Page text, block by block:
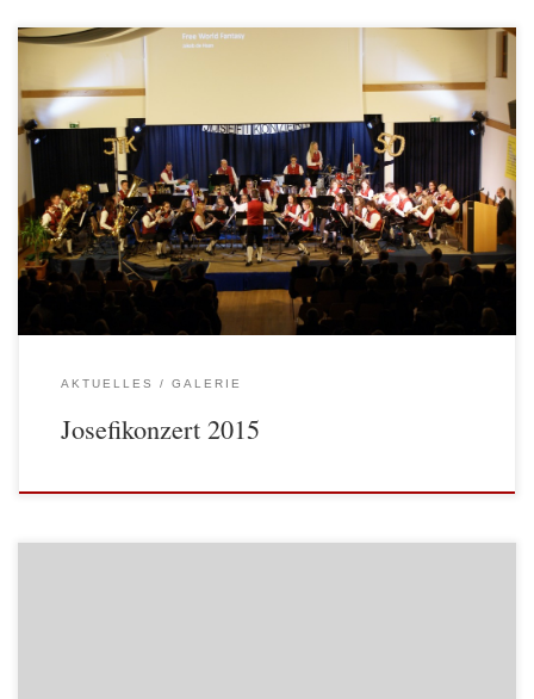
Unser traditionelles Josefikonzert fand am 21. März 2015 in der Aula
des ABZ Yspertal statt. Heuer feierten wir unser 50-jähriges Jubiläum
und durften im Rahmen des Konzertes unsere neuen Trachten
präsentieren.
AKTUELLES GALERIE
Josefikonzert 2015